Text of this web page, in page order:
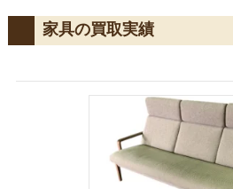
家具の買取実績